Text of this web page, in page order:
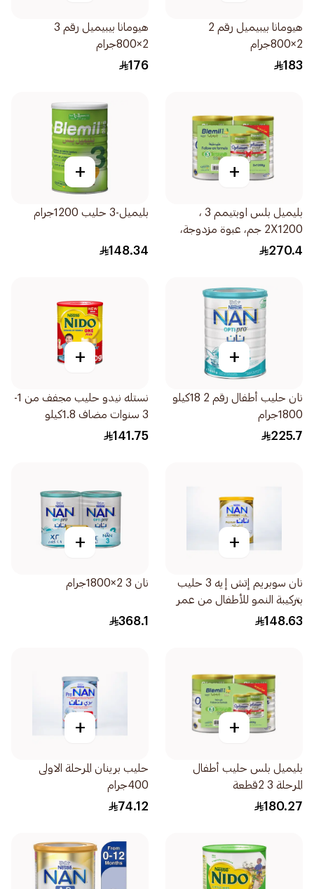
هيومانا بيبيميل رقم 2
2×800جرام
183
هيومانا بيبيميل رقم 3
2×800جرام
176
+
بليميل بلس اوبتيمم 3 ،
2X1200 جم، عبوة مزدوجة،
من 1-3 سنوات 2علبة
270.4
+
بليميل-3 حليب 1200جرام
148.34
+
نان حليب أطفال رقم 2 18كيلو
1800جرام
225.7
+
نستله نيدو حليب مجفف من 1-
3 سنوات مضاف 1.8كيلو
141.75
+
نان سوبريم إتش إيه 3 حليب
بتركيبة النمو للأطفال من عمر
سنة إلى 3 سنوات 800جرام
148.63
+
نان 3 2×1800جرام
368.1
+
بليميل بلس حليب أطفال
المرحلة 3 2قطعة
180.27
+
حليب برينان المرحلة الاولى
400جرام
74.12